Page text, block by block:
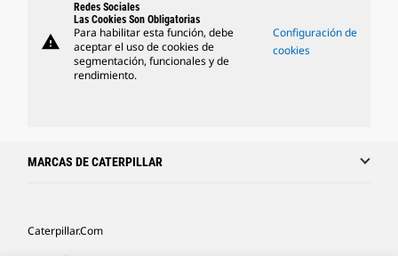
warning
Redes Sociales
Las Cookies Son Obligatorias
Para habilitar esta función, debe
aceptar el uso de cookies de
segmentación, funcionales y de
rendimiento.
Configuración de
cookies
MARCAS DE CATERPILLAR
Caterpillar.com